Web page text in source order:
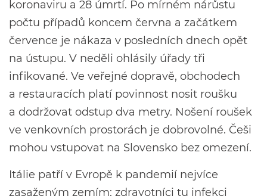
koronaviru a 28 úmrtí. Po mírném nárůstu
počtu případů koncem června a začátkem
července je nákaza v posledních dnech opět
na ústupu. V neděli ohlásily úřady tři
infikované. Ve veřejné dopravě, obchodech
a restauracích platí povinnost nosit roušku
a dodržovat odstup dva metry. Nošení roušek
ve venkovních prostorách je dobrovolné. Češi
mohou vstupovat na Slovensko bez omezení.
Itálie patří v Evropě k pandemií nejvíce
zasaženým zemím: zdravotníci tu infekci